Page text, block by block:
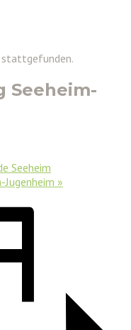
Seeheim-
Seeheim
»